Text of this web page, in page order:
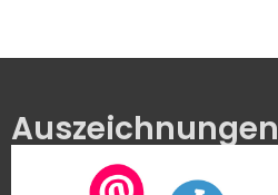
Auszeichnungen